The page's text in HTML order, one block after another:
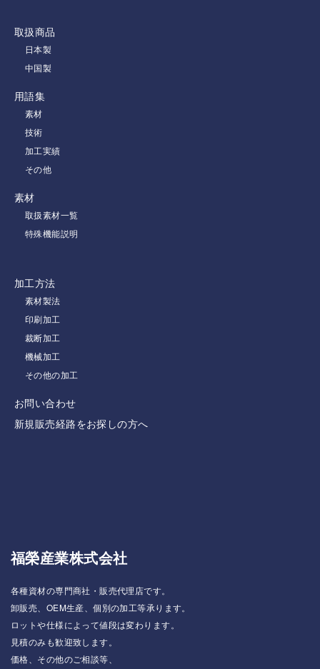
取扱商品
日本製
中国製
用語集
素材
技術
加工実績
その他
素材
取扱素材一覧
特殊機能説明
加工方法
素材製法
印刷加工
裁断加工
機械加工
その他の加工
お問い合わせ
新規販売経路をお探しの方へ
福榮産業株式会社
各種資材の専門商社・販売代理店です。
卸販売、OEM生産、個別の加工等承ります。
ロットや仕様によって値段は変わります。
見積のみも歓迎致します。
価格、その他のご相談等、